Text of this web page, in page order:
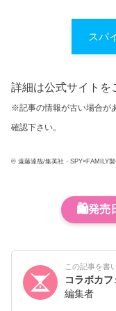
スパ
詳細は公式サイトを
※記事の情報が古い場合が
確認下さい。
© 遠藤達哉/集英社・SPY×FAMILY
🛍️発売
この記事を書
コラボカ
編集者